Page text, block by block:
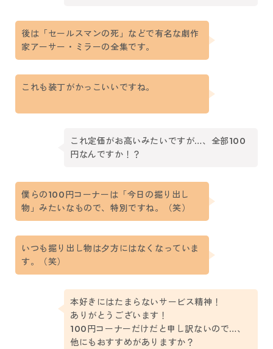
後は「セールスマンの死」などで有名な劇作
家アーサー・ミラーの全集です。
これも装丁がかっこいいですね。
これ定価がお高いみたいですが…、全部100
円なんですか！？
僕らの100円コーナーは「今日の掘り出し
物」みたいなもので、特別ですね。（笑）
いつも掘り出し物は夕方にはなくなっていま
す。（笑）
本好きにはたまらないサービス精神！
ありがとうございます！
100円コーナーだけだと申し訳ないので…、
他にもおすすめがありますか？